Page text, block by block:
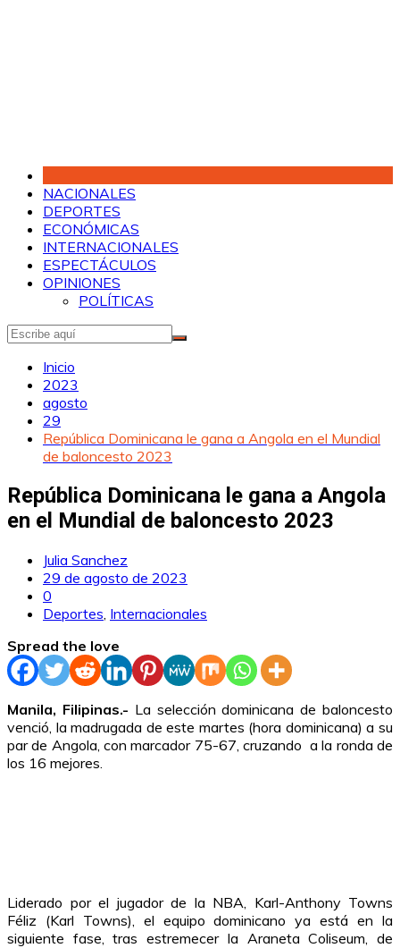
NACIONALES
DEPORTES
ECONÓMICAS
INTERNACIONALES
ESPECTÁCULOS
OPINIONES
POLÍTICAS
Inicio
2023
agosto
29
República Dominicana le gana a Angola en el Mundial
de baloncesto 2023
República Dominicana le gana a Angola
en el Mundial de baloncesto 2023
Julia Sanchez
29 de agosto de 2023
0
Deportes Internacionales
Spread the love
Manila, Filipinas.- La selección dominicana de baloncesto
venció, la madrugada de este martes (hora dominicana) a su
par de Angola, con marcador 75-67, cruzando a la ronda de
los 16 mejores.
Liderado por el jugador de la NBA, Karl-Anthony Towns
Féliz (Karl Towns), el equipo dominicano ya está en la
siguiente fase, tras estremecer la Araneta Coliseum, de